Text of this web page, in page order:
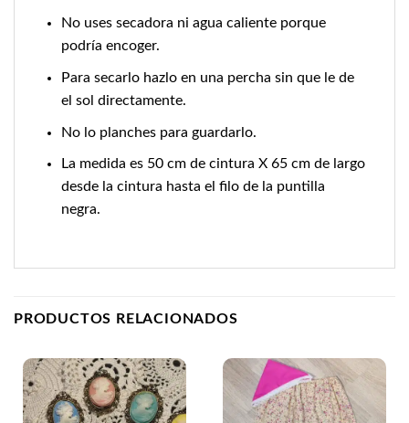
No uses secadora ni agua caliente porque
podría encoger.
Para secarlo hazlo en una percha sin que le de
el sol directamente.
No lo planches para guardarlo.
La medida es 50 cm de cintura X 65 cm de largo
desde la cintura hasta el filo de la puntilla
negra.
PRODUCTOS RELACIONADOS